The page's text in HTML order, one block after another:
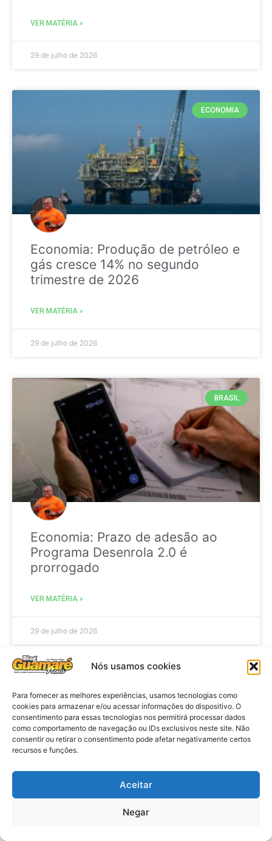
Nós usamos cookies
Para fornecer as melhores experiências, usamos tecnologias como
cookies para armazenar e/ou acessar informações do dispositivo. O
consentimento para essas tecnologias nos permitirá processar dados
como comportamento de navegação ou IDs exclusivos neste site. Não
consentir ou retirar o consentimento pode afetar negativamente certos
recursos e funções.
Aceitar
Negar
VER MATÉRIA »
29 de julho de 2026
ECONOMIA
Economia: Produção de petróleo e
gás cresce 14% no segundo
trimestre de 2026
VER MATÉRIA »
29 de julho de 2026
BRASIL
Economia: Prazo de adesão ao
Programa Desenrola 2.0 é
prorrogado
VER MATÉRIA »
29 de julho de 2026